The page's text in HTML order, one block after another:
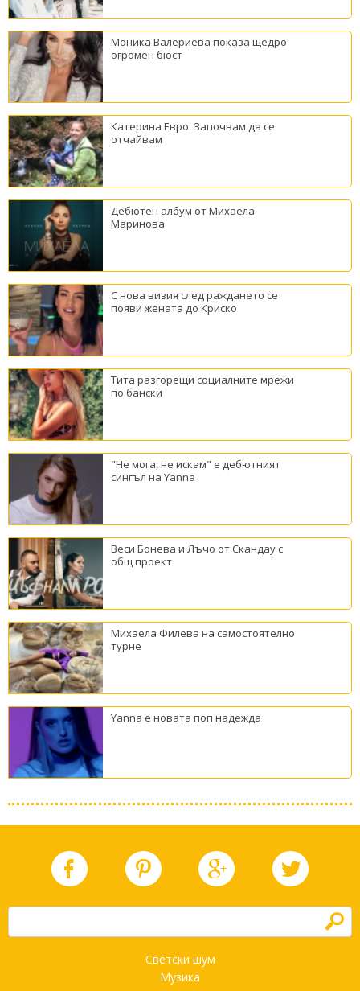
Моника Валериева показа щедро
огромен бюст
Катерина Евро: Започвам да се
отчайвам
Дебютен албум от Михаела
Маринова
С нова визия след раждането се
появи жената до Криско
Тита разгорещи социалните мрежи
по бански
"Не мога, не искам" е дебютният
сингъл на Yanna
Веси Бонева и Лъчо от Скандау с
общ проект
Михаела Филева на самостоятелно
турне
Yanna е новата поп надежда
h
Светски шум
Музика